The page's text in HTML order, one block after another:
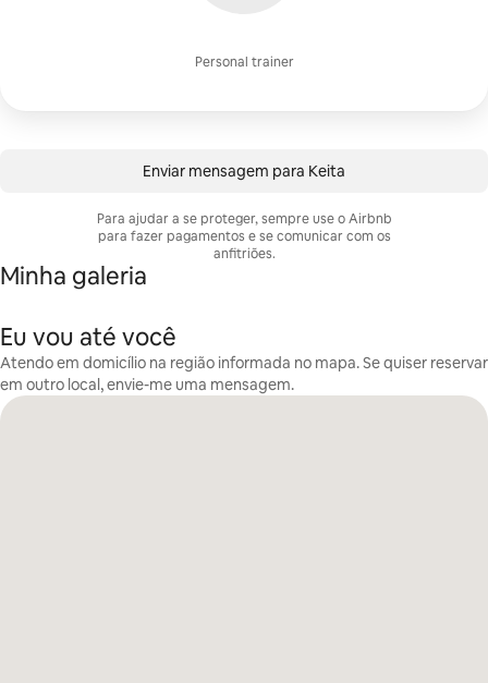
Personal trainer
Enviar mensagem para Keita
Para ajudar a se proteger, sempre use o Airbnb
para fazer pagamentos e se comunicar com os
anfitriões.
Minha galeria
Eu vou até você
Atendo em domicílio na região informada no mapa. Se quiser reservar
em outro local, envie-me uma mensagem.